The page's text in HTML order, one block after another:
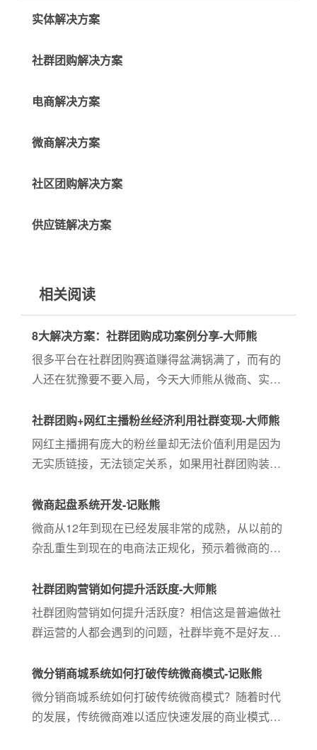
实体解决方案
社群团购解决方案
电商解决方案
微商解决方案
社区团购解决方案
供应链解决方案
相关阅读
8大解决方案：社群团购成功案例分享-大师熊
很多平台在社群团购赛道赚得盆满锅满了，而有的
人还在犹豫要不要入局，今天大师熊从微商、实
体、团购方8大行业的解决方案提供案例分享给大
家。
社群团购+网红主播粉丝经济利用社群变现-大师熊
网红主播拥有庞大的粉丝量却无法价值利用是因为
无实质链接，无法锁定关系，如果用社群团购装载
动裂变循环；就可以锁定泛流量；实现社群变现。
微商起盘系统开发-记账熊
微商从12年到现在已经发展非常的成熟，从以前的
杂乱重生到现在的电商法正规化，预示着微商的未
一个特殊的群体，是时代发展的经济产物，现在还
被电商法所保护，也越来越...
社群团购营销如何提升活跃度-大师熊
社群团购营销如何提升活跃度？相信这是普遍做社
群运营的人都会遇到的问题，社群毕竟不是好友
认识的就只有群主。如果群主对社群不太上心，死
群、广告群、僵尸群总是成为社群运营的归宿。
微分销商城系统如何打破传统微商模式-记账熊
微分销商城系统如何打破传统微商模式？随着时代
的发展，传统微商难以适应快速发展的商业模式，